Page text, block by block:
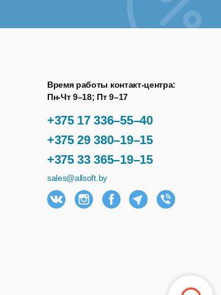
+375 17 336–55–40
+375 29 380–19–15
+375 33 365–19–15
Время работы контакт-центра:
Пн-Чт 9–18; Пт 9–17
sales@allsoft.by